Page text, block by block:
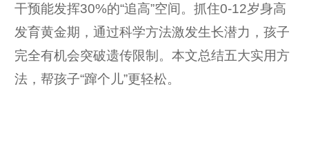
干预能发挥30%的“追高”空间。抓住0-12岁身高
发育黄金期，通过科学方法激发生长潜力，孩子
完全有机会突破遗传限制。本文总结五大实用方
法，帮孩子“蹿个儿”更轻松。